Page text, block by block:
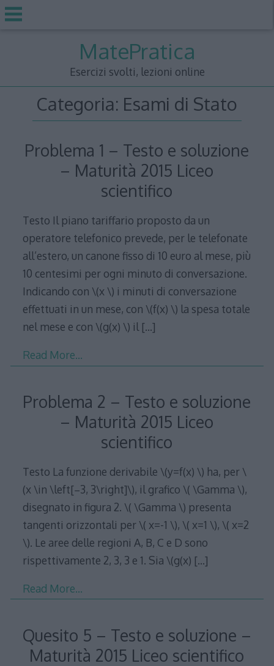
MatePratica
Esercizi svolti, lezioni online
Categoria: Esami di Stato
Problema 1 – Testo e soluzione
– Maturità 2015 Liceo
scientifico
Testo Il piano tariffario proposto da un
operatore telefonico prevede, per le telefonate
all’estero, un canone fisso di 10 euro al mese, più
10 centesimi per ogni minuto di conversazione.
Indicando con \(x \) i minuti di conversazione
effettuati in un mese, con \(f(x) \) la spesa totale
nel mese e con \(g(x) \) il […]
Read More…
Problema 2 – Testo e soluzione
– Maturità 2015 Liceo
scientifico
Testo La funzione derivabile \(y=f(x) \) ha, per \
(x \in \left[−3, 3\right]\), il grafico \( \Gamma \),
disegnato in figura 2. \( \Gamma \) presenta
tangenti orizzontali per \( x=-1 \), \( x=1 \), \( x=2
\). Le aree delle regioni A, B, C e D sono
rispettivamente 2, 3, 3 e 1. Sia \(g(x) […]
Read More…
Quesito 5 – Testo e soluzione –
Maturità 2015 Liceo scientifico